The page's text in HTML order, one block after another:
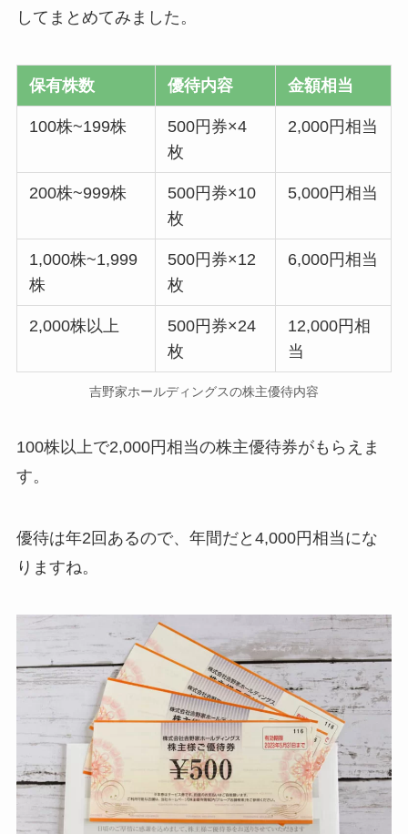
してまとめてみました。
保有株数 優待内容 金額相当
100株~199株
500円券×4
枚
2,000円相当
200株~999株
500円券×10
枚
5,000円相当
1,000株~1,999
株
500円券×12
枚
6,000円相当
2,000株以上
500円券×24
枚
12,000円相
当
吉野家ホールディングスの株主優待内容
100株以上で2,000円相当の株主優待券がもらえま
す。
優待は年2回あるので、年間だと4,000円相当にな
りますね。